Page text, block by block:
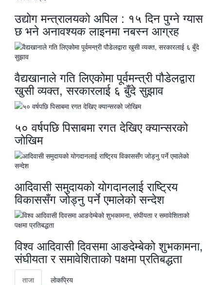
उद्योग मन्त्रालयको अपिल : १५ दिन पुग्ने ग्यास
छ भने अनावश्यक लाइनमा नबस्न आग्रह
वैद्यखानाले गति लिएकोमा पूर्वमन्त्री पौडेलद्वारा
खुसी व्यक्त, सरकारलाई ६ बुँदे सुझाव
५० वर्षपछि पिसाबमा रगत देखिए क्यान्सरको
जोखिम
आदिवासी समुदायको योगदानलाई राष्ट्रिय
विकाससँग जोड्नु पर्ने एमालेको सन्देश
विश्व आदिवासी दिवसमा आङदेम्बेको शुभकामना,
संघीयता र समावेशिताको पक्षमा प्रतिबद्धता
ताजा लाेकप्रिय